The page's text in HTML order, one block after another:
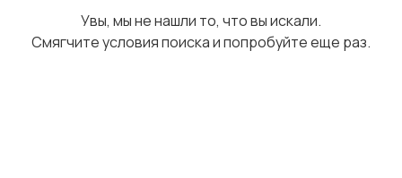
Увы, мы не нашли то, что вы искали.
Смягчите условия поиска и попробуйте еще раз.